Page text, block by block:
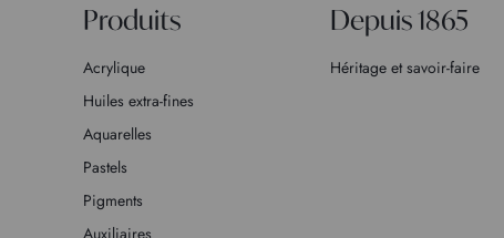
Produits
Acrylique
Huiles extra-fines
Aquarelles
Pastels
Pigments
Auxiliaires
Depuis 1865
Héritage et savoir-faire